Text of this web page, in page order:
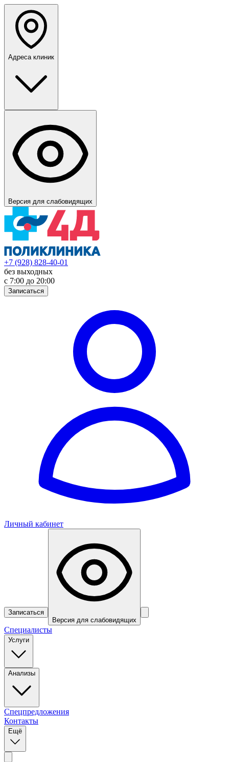
Адреса клиник
Версия для слабовидящих
+7 (928) 828-40-01
без выходных
с 7:00 до 20:00
Записаться
Личный кабинет
Записаться
Версия для слабовидящих
Специалисты
Услуги
Анализы
Спецпредложения
Контакты
Ещё